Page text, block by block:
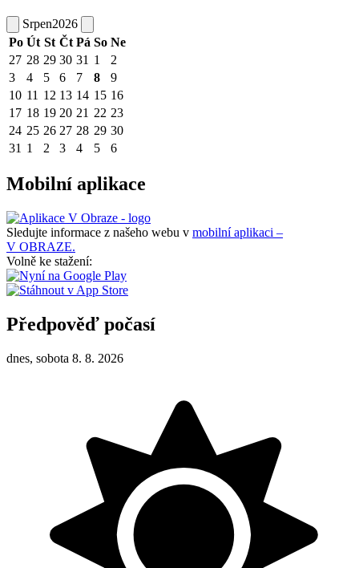
Srpen2026
Po Út St Čt Pá So Ne
27 28 29 30 31 1
2
3
4 5 6 7 8
9
10 11 12 13 14 15 16
17 18 19 20 21 22 23
24 25 26 27 28 29 30
31 1 2 3 4 5 6
Mobilní aplikace
Sledujte informace z našeho webu v mobilní aplikaci –
V OBRAZE.
Volně ke stažení:
Předpověď počasí
dnes, sobota 8. 8. 2026